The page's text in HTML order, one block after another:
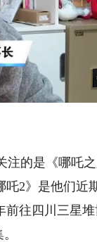
的是《哪吒
2》是他们近
往四川三星堆